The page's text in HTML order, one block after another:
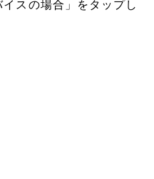
スの場合」をタップし